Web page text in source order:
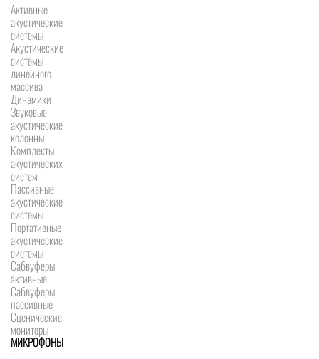
Активные
акустические
системы
Акустические
системы
линейного
массива
Динамики
Звуковые
акустические
колонны
Комплекты
акустических
систем
Пассивные
акустические
системы
Портативные
акустические
системы
Сабвуферы
активные
Сабвуферы
пассивные
Сценические
мониторы
МИКРОФОНЫ